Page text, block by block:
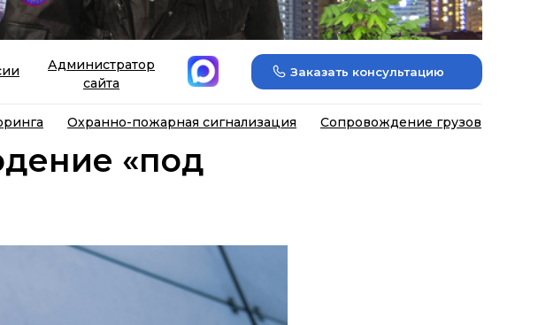
Охранно-пожарная сигнализация Сопровождение грузов
Администратор
сайта
Заказать консультацию
«под